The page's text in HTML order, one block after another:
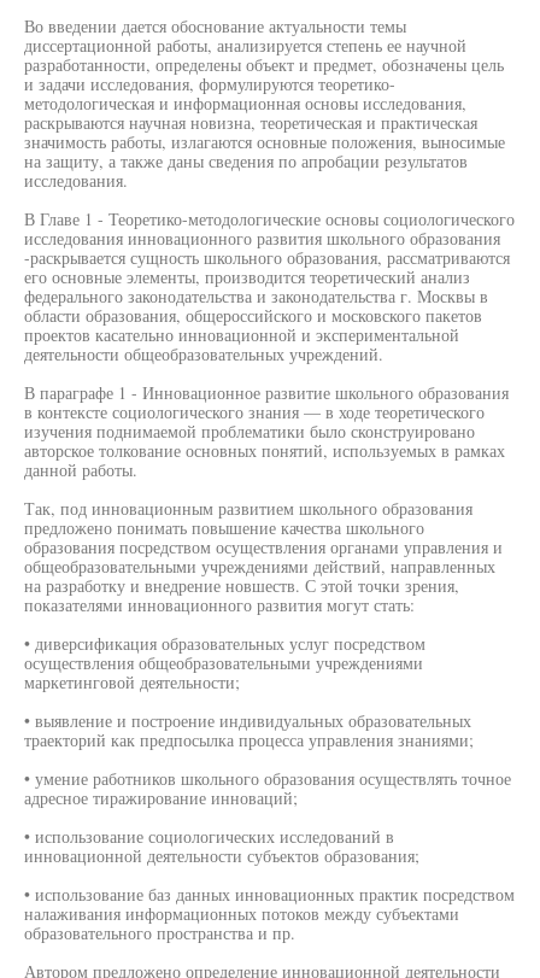
Во введении дается обоснование актуальности темы
диссертационной работы, анализируется степень ее научной
разработанности, определены объект и предмет, обозначены цель
и задачи исследования, формулируются теоретико-
методологическая и информационная основы исследования,
раскрываются научная новизна, теоретическая и практическая
значимость работы, излагаются основные положения, выносимые
на защиту, а также даны сведения по апробации результатов
исследования.
В Главе 1 - Теоретико-методологические основы социологического
исследования инновационного развития школьного образования
-раскрывается сущность школьного образования, рассматриваются
его основные элементы, производится теоретический анализ
федерального законодательства и законодательства г. Москвы в
области образования, общероссийского и московского пакетов
проектов касательно инновационной и экспериментальной
деятельности общеобразовательных учреждений.
В параграфе 1 - Инновационное развитие школьного образования
в контексте социологического знания — в ходе теоретического
изучения поднимаемой проблематики было сконструировано
авторское толкование основных понятий, используемых в рамках
данной работы.
Так, под инновационным развитием школьного образования
предложено понимать повышение качества школьного
образования посредством осуществления органами управления и
общеобразовательными учреждениями действий, направленных
на разработку и внедрение новшеств. С этой точки зрения,
показателями инновационного развития могут стать:
• диверсификация образовательных услуг посредством
осуществления общеобразовательными учреждениями
маркетинговой деятельности;
• выявление и построение индивидуальных образовательных
траекторий как предпосылка процесса управления знаниями;
• умение работников школьного образования осуществлять точное
адресное тиражирование инноваций;
• использование социологических исследований в
инновационной деятельности субъектов образования;
• использование баз данных инновационных практик посредством
налаживания информационных потоков между субъектами
образовательного пространства и пр.
Автором предложено определение инновационной деятельности